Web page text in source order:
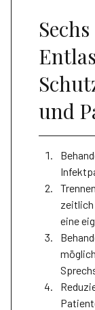
und
zeitlich
eine